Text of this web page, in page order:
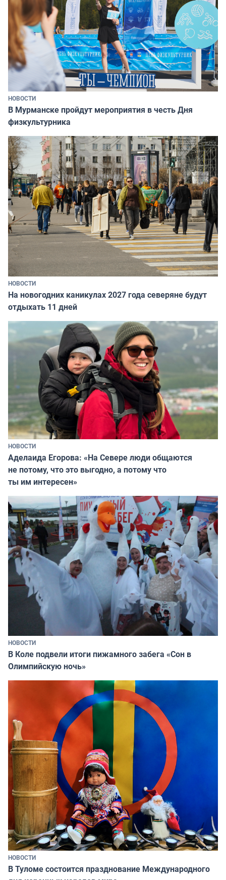
НОВОСТИ
В Мурманске пройдут мероприятия в честь Дня
физкультурника
НОВОСТИ
На новогодних каникулах 2027 года северяне будут
отдыхать 11 дней
НОВОСТИ
Аделаида Егорова: «На Севере люди общаются
не потому, что это выгодно, а потому что
ты им интересен»
НОВОСТИ
В Коле подвели итоги пижамного забега «Сон в
Олимпийскую ночь»
НОВОСТИ
В Туломе состоится празднование Международного